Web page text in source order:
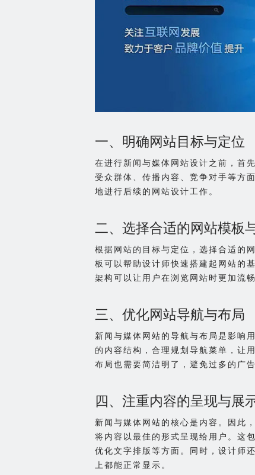
一、明确网站目标与定位
在进行新闻与媒体网站设计之前，首
受众群体、传播内容、竞争对手等方
地进行后续的网站设计工作。
二、选择合适的网站模板
根据网站的目标与定位，选择合适的
板可以帮助设计师快速搭建起网站的
架构可以让用户在浏览网站时更加流
三、优化网站导航与布局
新闻与媒体网站的导航与布局是影响
的内容结构，合理规划导航菜单，让
布局也需要简洁明了，避免过多的广
四、注重内容的呈现与展
新闻与媒体网站的核心是内容。因此
将内容以最佳的形式呈现给用户。这
优化文字排版等方面。同时，设计师
上都能正常显示。